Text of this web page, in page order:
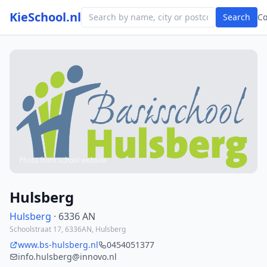
KieSchool.nl Search
Photo from school website
Hulsberg
Hulsberg · 6336 AN
Schoolstraat 17, 6336AN, Hulsberg
www.bs-hulsberg.nl
0454051377
info.hulsberg@innovo.nl